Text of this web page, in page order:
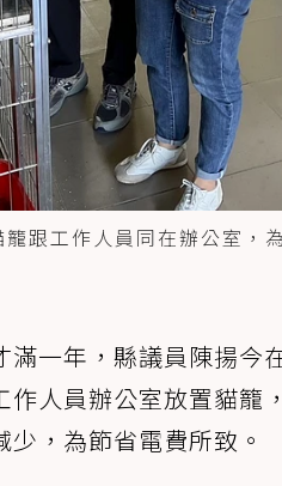
跟工作人員同在辦公室，
一年，縣議員陳揚今
人員辦公室放置貓籠
，為節省電費所致。